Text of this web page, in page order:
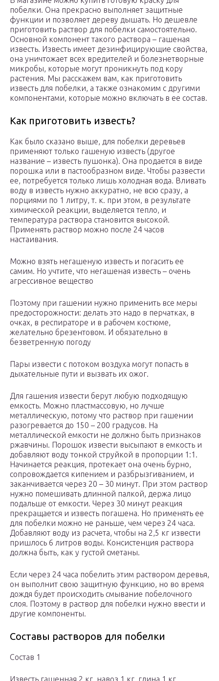
побелки. Она прекрасно выполняет защитные
функции и позволяет дереву дышать. Но дешевле
приготовить раствор для побелки самостоятельно.
Основной компонент такого раствора – гашеная
известь. Известь имеет дезинфицирующие свойства,
она уничтожает всех вредителей и болезнетворные
микробы, которые могут проникнуть под кору
растения. Мы расскажем вам, как приготовить
известь для побелки, а также ознакомим с другими
компонентами, которые можно включать в ее состав.
Как приготовить известь?
Как было сказано выше, для побелки деревьев
применяют только гашеную известь (другое
название – известь пушонка). Она продается в виде
порошка или в пастообразном виде. Чтобы развести
ее, потребуется только лишь холодная вода. Вливать
воду в известь нужно аккуратно, не всю сразу, а
порциями по 1 литру, т. к. при этом, в результате
химической реакции, выделяется тепло, и
температура раствора становится высокой.
Применять раствор можно после 24 часов
настаивания.
Можно взять негашеную известь и погасить ее
самим. Но учтите, что негашеная известь – очень
агрессивное вещество
Поэтому при гашении нужно применить все меры
предосторожности: делать это надо в перчатках, в
очках, в респираторе и в рабочем костюме,
желательно брезентовом. И обязательно в
безветренную погоду
Пары извести с потоком воздуха могут попасть в
дыхательные пути и вызвать их ожог.
Для гашения извести берут любую подходящую
емкость. Можно пластмассовую, но лучше
металлическую, потому что раствор при гашении
разогревается до 150 – 200 градусов. На
металлической емкости не должно быть признаков
ржавчины. Порошок извести высыпают в емкость и
добавляют воду тонкой струйкой в пропорции 1:1.
Начинается реакция, протекает она очень бурно,
сопровождается кипением и разбрызгиванием, и
заканчивается через 20 – 30 минут. При этом раствор
нужно помешивать длинной палкой, держа лицо
подальше от емкости. Через 30 минут реакция
прекращается и известь погашена. Но применять ее
для побелки можно не раньше, чем через 24 часа.
Добавляют воду из расчета, чтобы на 2,5 кг извести
пришлось 6 литров воды. Консистенция раствора
должна быть, как у густой сметаны.
Если через 24 часа побелить этим раствором деревья,
он выполнит свою защитную функцию, но во время
дождя будет происходить смывание побелочного
слоя. Поэтому в раствор для побелки нужно ввести и
другие компоненты.
Составы растворов для побелки
Состав 1
Известь гашенная 2 кг, навоз 1 кг, глина 1 кг.